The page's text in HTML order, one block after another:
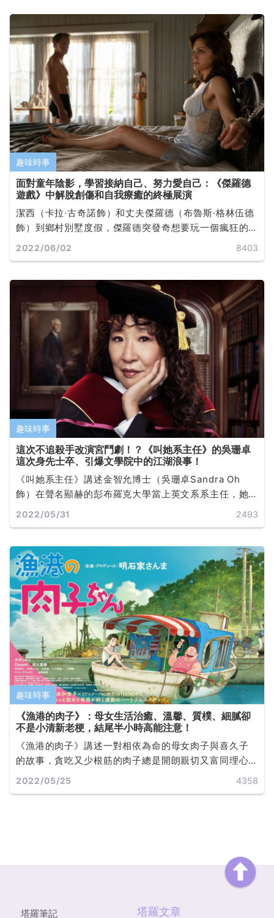
趣味時事
面對童年陰影，學習接納自己、努力愛自己：《傑羅德
遊戲》中解脫創傷和自我療癒的終極展演
潔西（卡拉·古奇諾飾）和丈夫傑羅德（布魯斯·格林伍德
飾）到鄉村別墅度假，傑羅德突發奇想要玩一個瘋狂的
性遊戲，不幸的是，傑羅德剛把妻子的雙手銬在牀頭，
屍體的野狗、試圖侵犯她的不速之客，以及不斷湧上心
頭的兒時回
2022/06/02 8403
趣味時事
這次不追殺手改演宮鬥劇！？《叫她系主任》的吳珊卓
這次身先士卒、引爆文學院中的江湖浪事！
《叫她系主任》講述金智允博士（吳珊卓Sandra Oh
飾）在聲名顯赫的彭布羅克大學當上英文系系主任，她
正努力適應這個新崗位。她是學校首位女系主任，更是
2022/05/31 2493
趣味時事
《漁港的肉子》：母女生活治癒、溫馨、質樸、細膩卻
不是小清新老梗，結尾半小時高能注意！
《漁港的肉子》講述一對相依為命的母女肉子與喜久子
的故事，貪吃又少根筋的肉子總是開朗親切又富同理心
還很容易動情，所以很容易被男人所騙；而即將進入青
2022/05/25 4358
塔羅筆記 塔羅文章